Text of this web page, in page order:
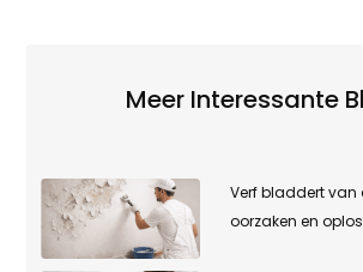
Meer Interessante
Verf bladdert van
oorzaken en